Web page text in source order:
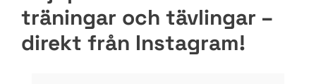
träningar och tävlingar –
direkt från Instagram!